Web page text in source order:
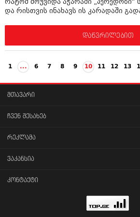
და რისთვის ინახავს ის კარადაში
დაწვრილებით
1 ... 6 7 8 9 10 11 12 13
მთავარი
ჩვენ შესახებ
რეკლამა
ვაკანსია
კონტაქტი